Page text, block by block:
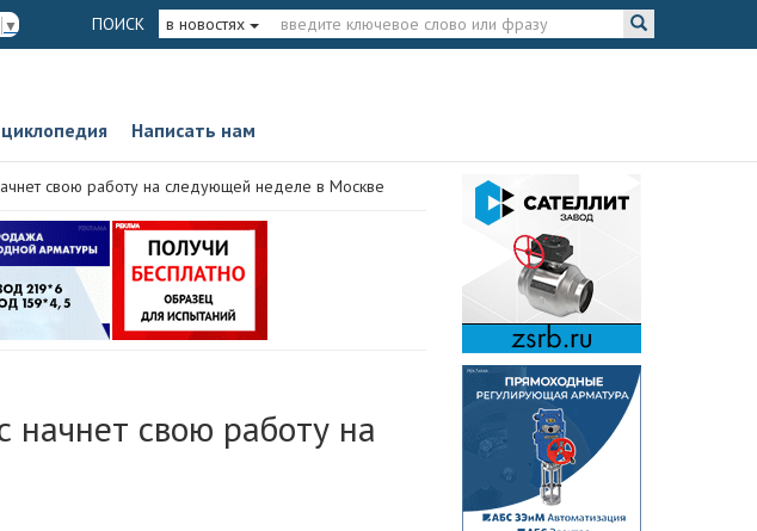
▼ ПОИСК в новостях
Написать нам
свою работу на следующей неделе в Москве
начнет свою работу на